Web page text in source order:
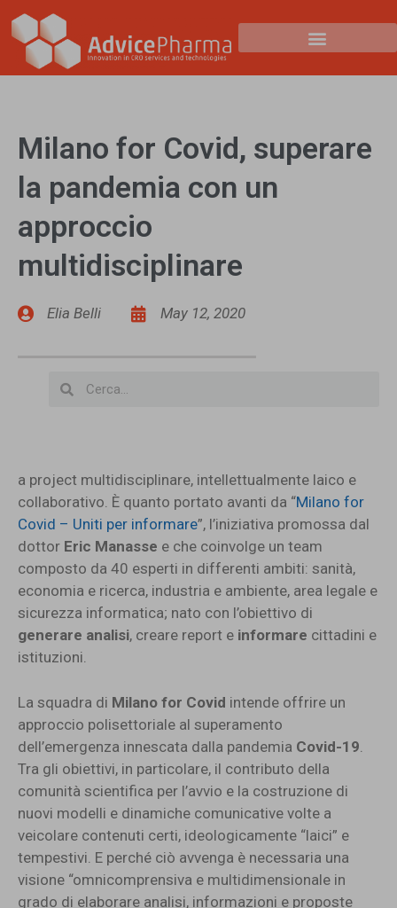
Milano for Covid, superare
la pandemia con un
approccio
multidisciplinare
Elia Belli May 12, 2020
a project multidisciplinare, intellettualmente laico e
collaborativo. È quanto portato avanti da “Milano for
Covid – Uniti per informare”, l’iniziativa promossa dal
dottor Eric Manasse e che coinvolge un team
composto da 40 esperti in differenti ambiti: sanità,
economia e ricerca, industria e ambiente, area legale e
sicurezza informatica; nato con l’obiettivo di
generare analisi, creare report e informare cittadini e
istituzioni.
La squadra di Milano for Covid intende offrire un
approccio polisettoriale al superamento
dell’emergenza innescata dalla pandemia Covid-19
Tra gli obiettivi, in particolare, il contributo della
comunità scientifica per l’avvio e la costruzione di
nuovi modelli e dinamiche comunicative volte a
veicolare contenuti certi, ideologicamente “laici” e
tempestivi. E perché ciò avvenga è necessaria una
visione “omnicomprensiva e multidimensionale in
grado di elaborare analisi, informazioni e proposte